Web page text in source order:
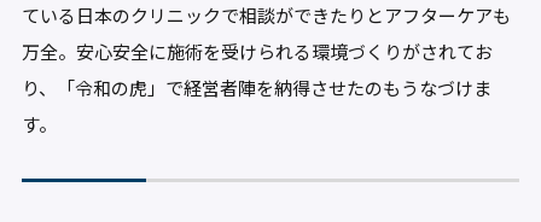
ている日本のクリニックで相談ができたりとアフターケアも
万全。安心安全に施術を受けられる環境づくりがされてお
り、「令和の虎」で経営者陣を納得させたのもうなづけま
す。